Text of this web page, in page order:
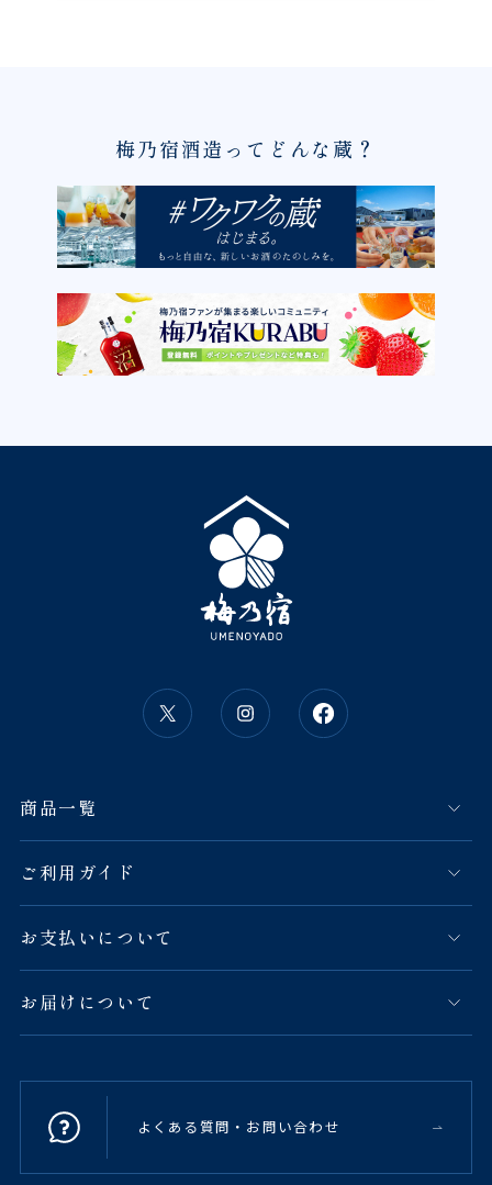
梅乃宿酒造ってどんな蔵？
商品一覧
ご利用ガイド
お支払いについて
お届けについて
よくある質問・お問い合わせ